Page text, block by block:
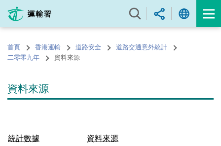
內
的
開
首頁 香港運輸 道路安全
道路交通意外統計
二零零九年
資料來源
資料來源
統計數據
資料來源